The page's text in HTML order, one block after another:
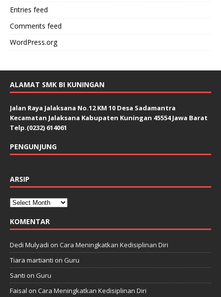
Entries feed
Comments feed
WordPress.org
ALAMAT SMK BI KUNINGAN
Jalan Raya Jalaksana No.12 KM 10 Desa Sadamantra
Kecamatan Jalaksana Kabupaten Kuningan 45554 Jawa Barat
Telp.(0232) 614061
PENGUNJUNG
ARSIP
KOMENTAR
Dedi Mulyadi on Cara Meningkatkan Kedisiplinan Diri
Tiara martianti on Guru
Santi on Guru
Faisal on Cara Meningkatkan Kedisiplinan Diri